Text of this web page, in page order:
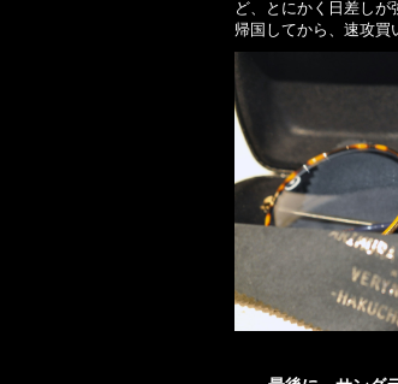
ど、とにかく日差しが
帰国してから、速攻買